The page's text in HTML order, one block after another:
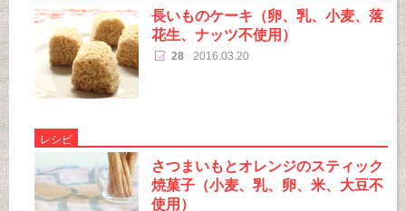
長いものケーキ（卵、乳、小麦、落
花生、ナッツ不使用）
28 2016.03.20
レシピ
さつまいもとオレンジのスティック
焼菓子（小麦、乳、卵、米、大豆不
使用）